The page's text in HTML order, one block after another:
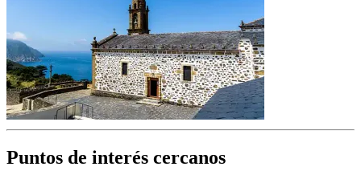
Puntos de interés cercanos